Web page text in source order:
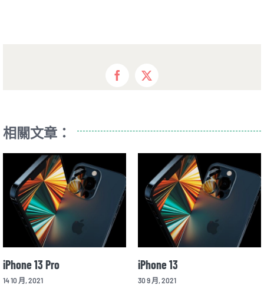
Facebook
X
相關文章：
iPhone 13 Pro
14 10 月, 2021
iPhone 13
30 9 月, 2021